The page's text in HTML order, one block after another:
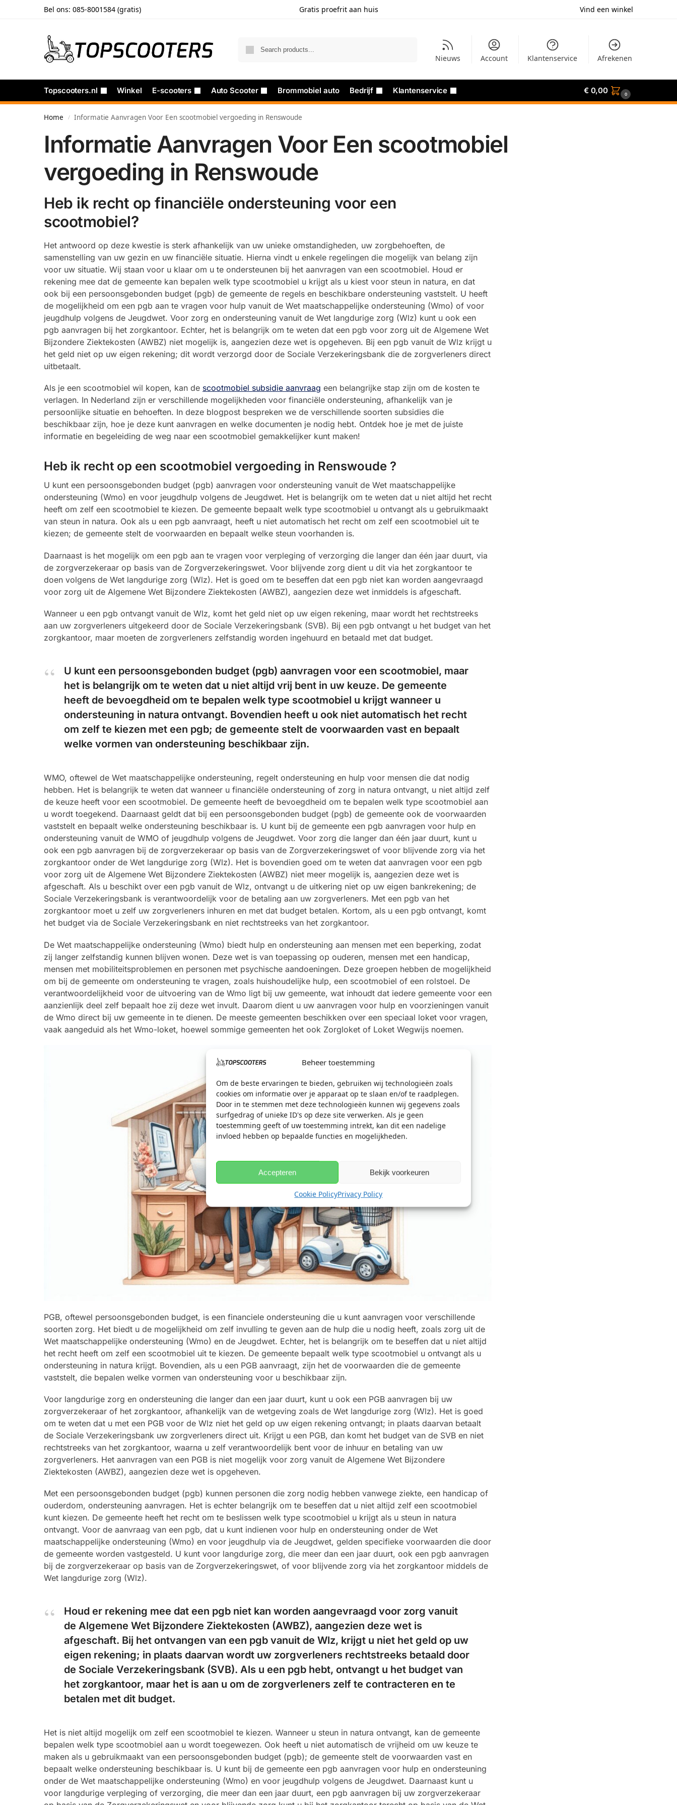
Beheer toestemming
Om de beste ervaringen te bieden, gebruiken wij technologieën zoals
cookies om informatie over je apparaat op te slaan en/of te raadplegen.
Door in te stemmen met deze technologieën kunnen wij gegevens zoals
surfgedrag of unieke ID's op deze site verwerken. Als je geen
toestemming geeft of uw toestemming intrekt, kan dit een nadelige
invloed hebben op bepaalde functies en mogelijkheden.
Accepteren Bekijk voorkeuren
Cookie PolicyPrivacy Policy
Bel ons: 085-8001584 (gratis) Gratis proefrit aan huis Vind een winkel
Nieuws Account Klantenservice Afrekenen
Topscooters.nl Winkel E-scooters Auto Scooter Brommobiel auto Bedrijf Klantenservice €0,00 0
Home / Informatie Aanvragen Voor Een scootmobiel vergoeding in Renswoude
Informatie Aanvragen Voor Een scootmobiel
vergoeding in Renswoude
Heb ik recht op financiële ondersteuning voor een
scootmobiel?
Het antwoord op deze kwestie is sterk afhankelijk van uw unieke omstandigheden, uw zorgbehoeften, de
samenstelling van uw gezin en uw financiële situatie. Hierna vindt u enkele regelingen die mogelijk van belang zijn
voor uw situatie. Wij staan voor u klaar om u te ondersteunen bij het aanvragen van een scootmobiel. Houd er
rekening mee dat de gemeente kan bepalen welk type scootmobiel u krijgt als u kiest voor steun in natura, en dat
ook bij een persoonsgebonden budget (pgb) de gemeente de regels en beschikbare ondersteuning vaststelt. U heeft
de mogelijkheid om een pgb aan te vragen voor hulp vanuit de Wet maatschappelijke ondersteuning (Wmo) of voor
jeugdhulp volgens de Jeugdwet. Voor zorg en ondersteuning vanuit de Wet langdurige zorg (Wlz) kunt u ook een
pgb aanvragen bij het zorgkantoor. Echter, het is belangrijk om te weten dat een pgb voor zorg uit de Algemene Wet
Bijzondere Ziektekosten (AWBZ) niet mogelijk is, aangezien deze wet is opgeheven. Bij een pgb vanuit de Wlz krijgt u
het geld niet op uw eigen rekening; dit wordt verzorgd door de Sociale Verzekeringsbank die de zorgverleners direct
uitbetaalt.
Als je een scootmobiel wil kopen, kan de scootmobiel subsidie aanvraag een belangrijke stap zijn om de kosten te
verlagen. In Nederland zijn er verschillende mogelijkheden voor financiële ondersteuning, afhankelijk van je
persoonlijke situatie en behoeften. In deze blogpost bespreken we de verschillende soorten subsidies die
beschikbaar zijn, hoe je deze kunt aanvragen en welke documenten je nodig hebt. Ontdek hoe je met de juiste
informatie en begeleiding de weg naar een scootmobiel gemakkelijker kunt maken!
Heb ik recht op een scootmobiel vergoeding in Renswoude ?
U kunt een persoonsgebonden budget (pgb) aanvragen voor ondersteuning vanuit de Wet maatschappelijke
ondersteuning (Wmo) en voor jeugdhulp volgens de Jeugdwet. Het is belangrijk om te weten dat u niet altijd het recht
heeft om zelf een scootmobiel te kiezen. De gemeente bepaalt welk type scootmobiel u ontvangt als u gebruikmaakt
van steun in natura. Ook als u een pgb aanvraagt, heeft u niet automatisch het recht om zelf een scootmobiel uit te
kiezen; de gemeente stelt de voorwaarden en bepaalt welke steun voorhanden is.
Daarnaast is het mogelijk om een pgb aan te vragen voor verpleging of verzorging die langer dan één jaar duurt, via
de zorgverzekeraar op basis van de Zorgverzekeringswet. Voor blijvende zorg dient u dit via het zorgkantoor te
doen volgens de Wet langdurige zorg (Wlz). Het is goed om te beseffen dat een pgb niet kan worden aangevraagd
voor zorg uit de Algemene Wet Bijzondere Ziektekosten (AWBZ), aangezien deze wet inmiddels is afgeschaft.
Wanneer u een pgb ontvangt vanuit de Wlz, komt het geld niet op uw eigen rekening, maar wordt het rechtstreeks
aan uw zorgverleners uitgekeerd door de Sociale Verzekeringsbank (SVB). Bij een pgb ontvangt u het budget van het
zorgkantoor, maar moeten de zorgverleners zelfstandig worden ingehuurd en betaald met dat budget.
U kunt een persoonsgebonden budget (pgb) aanvragen voor een scootmobiel, maar
het is belangrijk om te weten dat u niet altijd vrij bent in uw keuze. De gemeente
heeft de bevoegdheid om te bepalen welk type scootmobiel u krijgt wanneer u
ondersteuning in natura ontvangt. Bovendien heeft u ook niet automatisch het recht
om zelf te kiezen met een pgb; de gemeente stelt de voorwaarden vast en bepaalt
welke vormen van ondersteuning beschikbaar zijn.
WMO, oftewel de Wet maatschappelijke ondersteuning, regelt ondersteuning en hulp voor mensen die dat nodig
hebben. Het is belangrijk te weten dat wanneer u financiële ondersteuning of zorg in natura ontvangt, u niet altijd zelf
de keuze heeft voor een scootmobiel. De gemeente heeft de bevoegdheid om te bepalen welk type scootmobiel aan
u wordt toegekend. Daarnaast geldt dat bij een persoonsgebonden budget (pgb) de gemeente ook de voorwaarden
vaststelt en bepaalt welke ondersteuning beschikbaar is. U kunt bij de gemeente een pgb aanvragen voor hulp en
ondersteuning vanuit de WMO of jeugdhulp volgens de Jeugdwet. Voor zorg die langer dan één jaar duurt, kunt u
ook een pgb aanvragen bij de zorgverzekeraar op basis van de Zorgverzekeringswet of voor blijvende zorg via het
zorgkantoor onder de Wet langdurige zorg (Wlz). Het is bovendien goed om te weten dat aanvragen voor een pgb
voor zorg uit de Algemene Wet Bijzondere Ziektekosten (AWBZ) niet meer mogelijk is, aangezien deze wet is
afgeschaft. Als u beschikt over een pgb vanuit de Wlz, ontvangt u de uitkering niet op uw eigen bankrekening; de
Sociale Verzekeringsbank is verantwoordelijk voor de betaling aan uw zorgverleners. Met een pgb van het
zorgkantoor moet u zelf uw zorgverleners inhuren en met dat budget betalen. Kortom, als u een pgb ontvangt, komt
het budget via de Sociale Verzekeringsbank en niet rechtstreeks van het zorgkantoor.
De Wet maatschappelijke ondersteuning (Wmo) biedt hulp en ondersteuning aan mensen met een beperking, zodat
zij langer zelfstandig kunnen blijven wonen. Deze wet is van toepassing op ouderen, mensen met een handicap,
mensen met mobiliteitsproblemen en personen met psychische aandoeningen. Deze groepen hebben de mogelijkheid
om bij de gemeente om ondersteuning te vragen, zoals huishoudelijke hulp, een scootmobiel of een rolstoel. De
verantwoordelijkheid voor de uitvoering van de Wmo ligt bij uw gemeente, wat inhoudt dat iedere gemeente voor een
aanzienlijk deel zelf bepaalt hoe zij deze wet invult. Daarom dient u uw aanvragen voor hulp en voorzieningen vanuit
de Wmo direct bij uw gemeente in te dienen. De meeste gemeenten beschikken over een speciaal loket voor vragen,
vaak aangeduid als het Wmo-loket, hoewel sommige gemeenten het ook Zorgloket of Loket Wegwijs noemen.
PGB, oftewel persoonsgebonden budget, is een financiele ondersteuning die u kunt aanvragen voor verschillende
soorten zorg. Het biedt u de mogelijkheid om zelf invulling te geven aan de hulp die u nodig heeft, zoals zorg uit de
Wet maatschappelijke ondersteuning (Wmo) en de Jeugdwet. Echter, het is belangrijk om te beseffen dat u niet altijd
het recht heeft om zelf een scootmobiel uit te kiezen. De gemeente bepaalt welk type scootmobiel u ontvangt als u
ondersteuning in natura krijgt. Bovendien, als u een PGB aanvraagt, zijn het de voorwaarden die de gemeente
vaststelt, die bepalen welke vormen van ondersteuning voor u beschikbaar zijn.
Voor langdurige zorg en ondersteuning die langer dan een jaar duurt, kunt u ook een PGB aanvragen bij uw
zorgverzekeraar of het zorgkantoor, afhankelijk van de wetgeving zoals de Wet langdurige zorg (Wlz). Het is goed
om te weten dat u met een PGB voor de Wlz niet het geld op uw eigen rekening ontvangt; in plaats daarvan betaalt
de Sociale Verzekeringsbank uw zorgverleners direct uit. Krijgt u een PGB, dan komt het budget van de SVB en niet
rechtstreeks van het zorgkantoor, waarna u zelf verantwoordelijk bent voor de inhuur en betaling van uw
zorgverleners. Het aanvragen van een PGB is niet mogelijk voor zorg vanuit de Algemene Wet Bijzondere
Ziektekosten (AWBZ), aangezien deze wet is opgeheven.
Met een persoonsgebonden budget (pgb) kunnen personen die zorg nodig hebben vanwege ziekte, een handicap of
ouderdom, ondersteuning aanvragen. Het is echter belangrijk om te beseffen dat u niet altijd zelf een scootmobiel
kunt kiezen. De gemeente heeft het recht om te beslissen welk type scootmobiel u krijgt als u steun in natura
ontvangt. Voor de aanvraag van een pgb, dat u kunt indienen voor hulp en ondersteuning onder de Wet
maatschappelijke ondersteuning (Wmo) en voor jeugdhulp via de Jeugdwet, gelden specifieke voorwaarden die door
de gemeente worden vastgesteld. U kunt voor langdurige zorg, die meer dan een jaar duurt, ook een pgb aanvragen
bij de zorgverzekeraar op basis van de Zorgverzekeringswet, of voor blijvende zorg via het zorgkantoor middels de
Wet langdurige zorg (Wlz).
Houd er rekening mee dat een pgb niet kan worden aangevraagd voor zorg vanuit
de Algemene Wet Bijzondere Ziektekosten (AWBZ), aangezien deze wet is
afgeschaft. Bij het ontvangen van een pgb vanuit de Wlz, krijgt u niet het geld op uw
eigen rekening; in plaats daarvan wordt uw zorgverleners rechtstreeks betaald door
de Sociale Verzekeringsbank (SVB). Als u een pgb hebt, ontvangt u het budget van
het zorgkantoor, maar het is aan u om de zorgverleners zelf te contracteren en te
betalen met dit budget.
Het is niet altijd mogelijk om zelf een scootmobiel te kiezen. Wanneer u steun in natura ontvangt, kan de gemeente
bepalen welk type scootmobiel aan u wordt toegewezen. Ook heeft u niet automatisch de vrijheid om uw keuze te
maken als u gebruikmaakt van een persoonsgebonden budget (pgb); de gemeente stelt de voorwaarden vast en
bepaalt welke ondersteuning beschikbaar is. U kunt bij de gemeente een pgb aanvragen voor hulp en ondersteuning
onder de Wet maatschappelijke ondersteuning (Wmo) en voor jeugdhulp volgens de Jeugdwet. Daarnaast kunt u
voor langdurige verpleging of verzorging, die meer dan een jaar duurt, een pgb aanvragen bij uw zorgverzekeraar